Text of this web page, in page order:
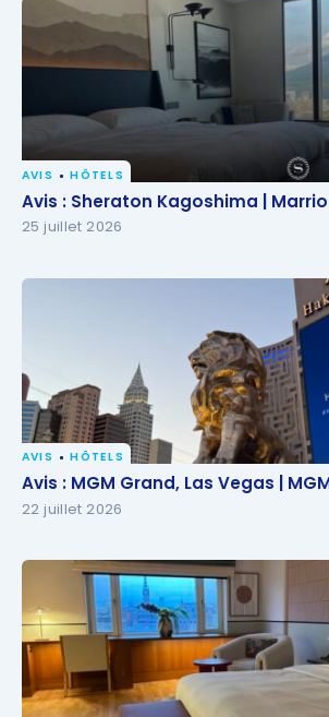
Avis : Sheraton Kagoshima |
AVIS HÔTELS
Avis : Sheraton Kagoshima |
25 juillet 2026
Avis : MGM Grand, Las Vegas |
AVIS HÔTELS
Avis : MGM Grand, Las Vegas |
22 juillet 2026